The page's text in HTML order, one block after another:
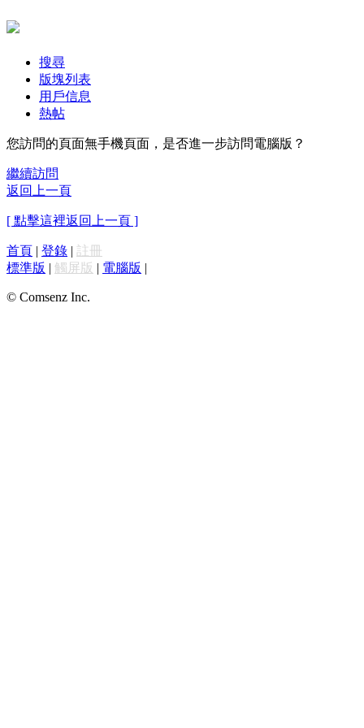
搜尋
版塊列表
用戶信息
熱帖
您訪問的頁面無手機頁面，是否進一步訪問電腦版？
繼續訪問
返回上一頁
[ 點擊這裡返回上一頁 ]
首頁 | 登錄 | 註冊
標準版 | 觸屏版 | 電腦版 |
© Comsenz Inc.